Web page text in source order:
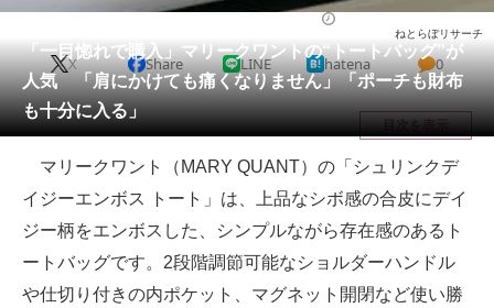
会員記事
メディア
注目記事を集めた総合ページ
ITの今と未来を見通す
スマホと通信の最新トレンド
進化するPCとデバイスの未来
「一目惚れで購入」マリークワントの“トートバッグ”が
人気 「肩にかけても痛くなりません」「ポーチも財布
も十分に入る」
ねとらぼリサーチ
X Share LINE hatena 0
目次を表示
マリークワント（MARY QUANT）の「シュリンクデ
イジーエンボス トート」は、上品なシボ感の合皮にデイ
ジー柄をエンボスした、シンプルながら存在感のあるト
ートバッグです。2段階調節可能なショルダーハンドル
や仕切り付きの内ポケット、マグネット開閉など使い勝